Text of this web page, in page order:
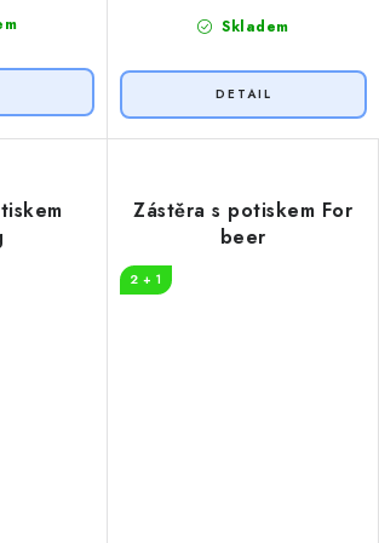
Skladem
Zástěra s potiskem For
beer
2 + 1